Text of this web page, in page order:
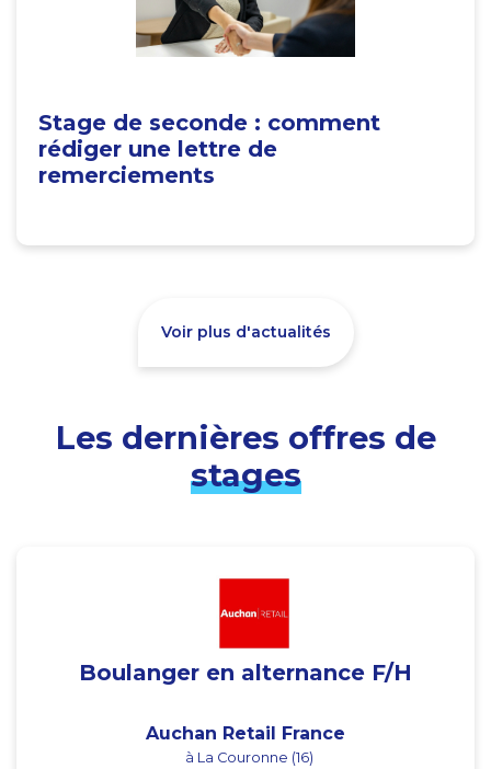
Stage de seconde : comment
rédiger une lettre de
remerciements
Voir plus d'actualités
Les dernières offres de
stages
Boulanger en alternance F/H
Auchan Retail France
à La Couronne (16)